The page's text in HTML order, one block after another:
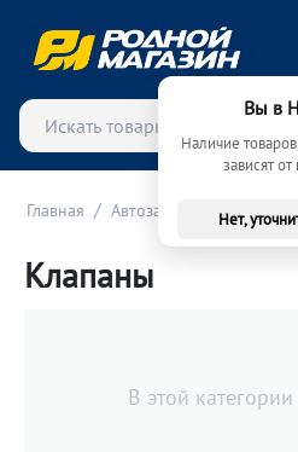
Вы в
Наличие
зависят
Нет,
Главная / Автозапчасти /
Клапаны
В этой